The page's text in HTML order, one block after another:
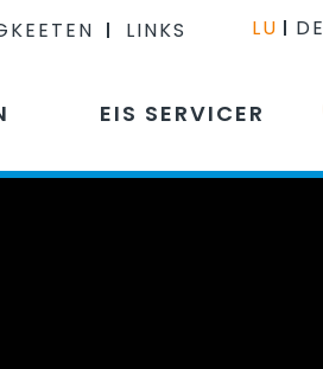
LINKS LU DE
EIS SERVICER